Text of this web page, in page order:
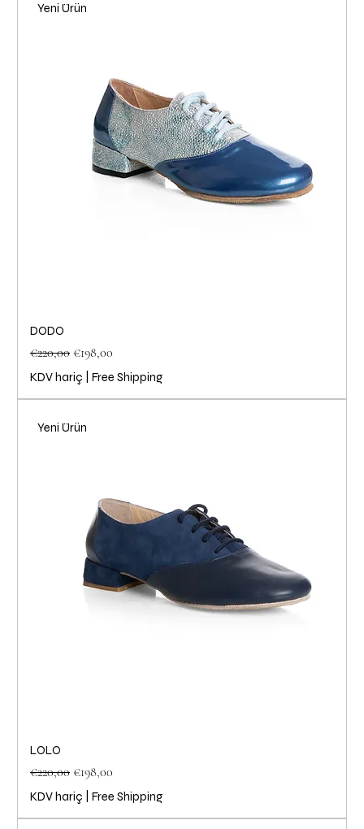
Yeni Ürün
DODO
Normal Fiyat
€220,00 İndirimli Fiyat
€198,00
KDV hariç Free Shipping
Yeni Ürün
LOLO
Normal Fiyat
€220,00 İndirimli Fiyat
€198,00
KDV hariç Free Shipping